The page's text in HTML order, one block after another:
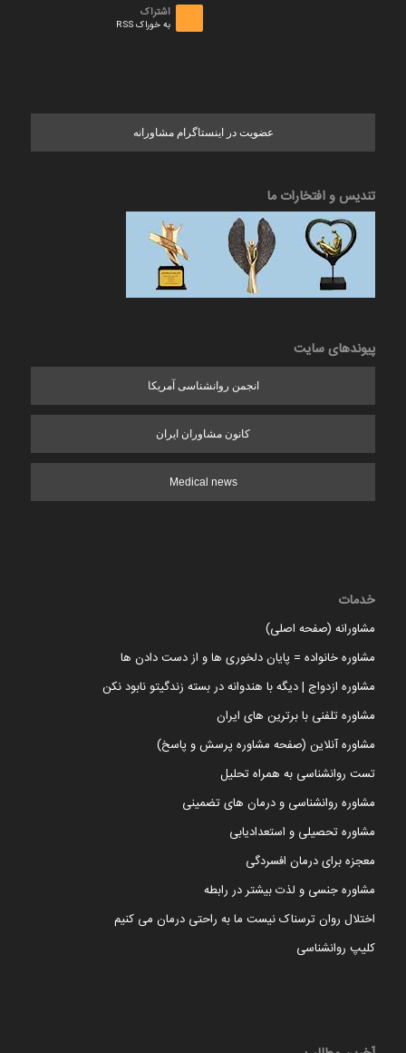
اشتراک
به خوراک RSS
عضویت در اینستاگرام مشاورانه
تندیس و افتخارات ما
پیوندهای سایت
انجمن روانشناسی آمریکا
کانون مشاوران ایران
Medical news
خدمات
مشاورانه (صفحه اصلی)
مشاوره خانواده = پایان دلخوری ها و از دست دادن ها
مشاوره ازدواج | دیگه با هندوانه در بسته زندگیتو نابود نکن
مشاوره تلفنی با برترین های ایران
مشاوره آنلاین (صفحه مشاوره پرسش و پاسخ)
تست روانشناسی به همراه تحلیل
مشاوره روانشناسی و درمان های تضمینی
مشاوره تحصیلی و استعدادیابی
معجزه برای درمان افسردگی
مشاوره جنسی و لذت بیشتر در رابطه
اختلال روان ترسناک نیست ما به راحتی درمان می کنیم
کلیپ روانشناسی